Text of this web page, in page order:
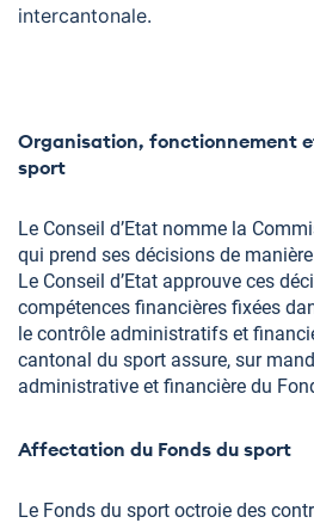
intercantonale.
Organisation, fonctionnement
sport
Le Conseil d’Etat nomme la
qui prend ses décisions de
Le Conseil d’Etat approuve ces
compétences financières fixées
le contrôle administratifs et
cantonal du sport assure, sur
administrative et financière du
Affectation du Fonds du sport
Le Fonds du sport octroie des